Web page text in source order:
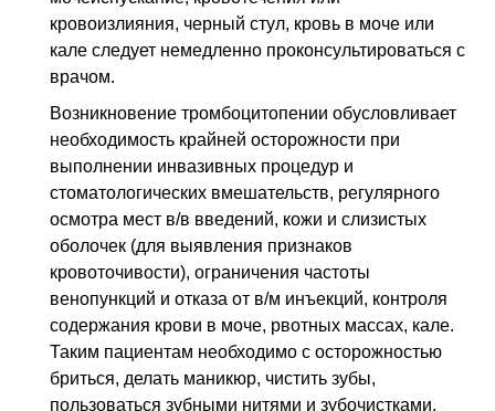
кровоизлияния, черный стул, кровь в моче или
кале следует немедленно проконсультироваться с
врачом.
Возникновение тромбоцитопении обусловливает
необходимость крайней осторожности при
выполнении инвазивных процедур и
стоматологических вмешательств, регулярного
осмотра мест в/в введений, кожи и слизистых
оболочек (для выявления признаков
кровоточивости), ограничения частоты
венопункций и отказа от в/м инъекций, контроля
содержания крови в моче, рвотных массах, кале.
Таким пациентам необходимо с осторожностью
бриться, делать маникюр, чистить зубы,
пользоваться зубными нитями и зубочистками,